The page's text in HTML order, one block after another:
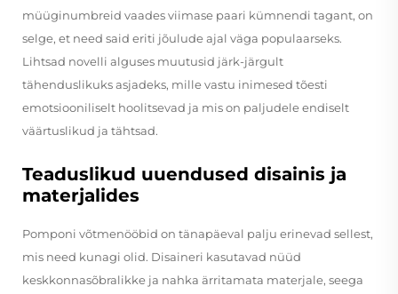
müüginumbreid vaades viimase paari kümnendi tagant, on
selge, et need said eriti jõulude ajal väga populaarseks.
Lihtsad novelli alguses muutusid järk-järgult
tähenduslikuks asjadeks, mille vastu inimesed tõesti
emotsiooniliselt hoolitsevad ja mis on paljudele endiselt
väärtuslikud ja tähtsad.
Teaduslikud uuendused disainis ja
materjalides
Pomponi võtmenööbid on tänapäeval palju erinevad sellest,
mis need kunagi olid. Disaineri kasutavad nüüd
keskkonnasõbralikke ja nahka ärritamata materjale, seega